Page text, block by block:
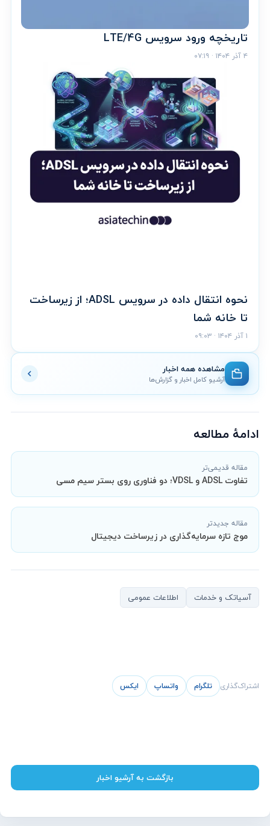
تاریخچه ورود سرویس LTE/4G
۴ آذر ۱۴۰۴ · ۰۷:۱۹
نحوه انتقال داده در سرویس ADSL؛ از زیرساخت
تا خانه شما
۱ آذر ۱۴۰۴ · ۰۹:۰۳
مشاهده همه اخبار
آرشیو کامل اخبار و گزارش‌ها
ادامهٔ مطالعه
مقاله قدیمی‌تر
تفاوت ADSL و VDSL؛ دو فناوری روی بستر سیم مسی
مقاله جدیدتر
موج تازه سرمایه‌گذاری در زیرساخت دیجیتال
آسیاتک و خدمات اطلاعات عمومی
اشتراک‌گذاری تلگرام واتساپ ایکس
بازگشت به آرشیو اخبار